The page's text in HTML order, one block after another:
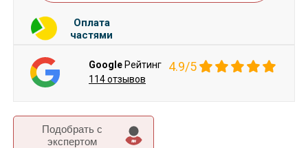
Подобрать c
экспертом
Оплата
частями
Google Рейтинг 4.9/5
114 отзывов